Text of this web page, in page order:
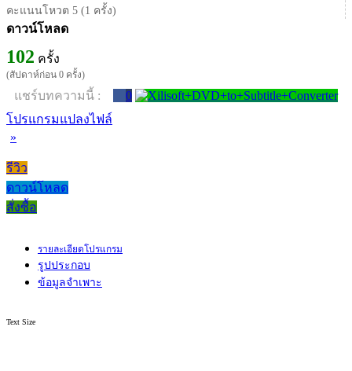
คะแนนโหวต 5 (1 ครั้ง)
ดาวน์โหลด
102 ครั้ง
(สัปดาห์ก่อน 0 ครั้ง)
แชร์บทความนี้ :
0
โปรแกรมแปลงไฟล์
»
รีวิว
ดาวน์โหลด
สั่งซื้อ
รายละเอียดโปรแกรม
รูปประกอบ
ข้อมูลจำเพาะ
Text Size